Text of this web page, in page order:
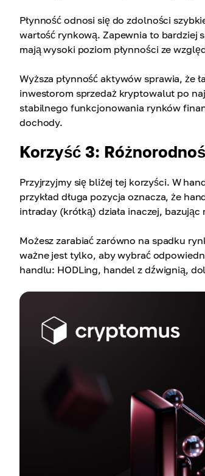
Płynność odnosi się do zdolności
wartość rynkową. Zapewnia to bardziej
mają wysoki poziom płynności ze
Wyższa płynność aktywów sprawia, że
inwestorom sprzedaż kryptowalut po
stabilnego funkcjonowania rynków
dochody.
Korzyść 3:
Przyjrzyjmy się bliżej tej korzyści. W
przykład długa pozycja oznacza, że
intraday (krótką) działa inaczej,
Możesz zarabiać zarówno na spadku
ważne jest tylko, aby wybrać
handlu: HODLing, handel z dźwignią,